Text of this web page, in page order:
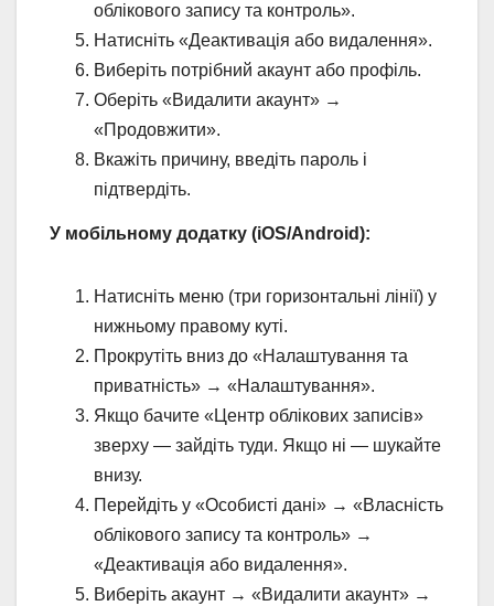
облікового запису та контроль».
Натисніть «Деактивація або видалення».
Виберіть потрібний акаунт або профіль.
Оберіть «Видалити акаунт» →
«Продовжити».
Вкажіть причину, введіть пароль і
підтвердіть.
У мобільному додатку (iOS/Android):
Натисніть меню (три горизонтальні лінії) у
нижньому правому куті.
Прокрутіть вниз до «Налаштування та
приватність» → «Налаштування».
Якщо бачите «Центр облікових записів»
зверху — зайдіть туди. Якщо ні — шукайте
внизу.
Перейдіть у «Особисті дані» → «Власність
облікового запису та контроль» →
«Деактивація або видалення».
Виберіть акаунт → «Видалити акаунт» →